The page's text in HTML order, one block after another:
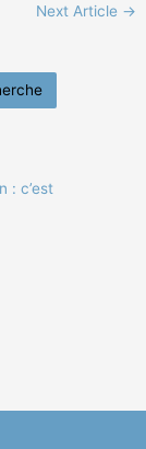
Next Article →
: c’est